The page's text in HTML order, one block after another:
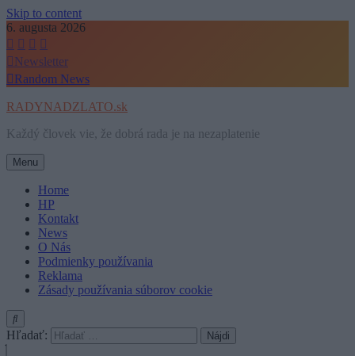
Skip to content
6. augusta 2026
Newsletter
Random News
RADYNADZLATO.sk
Každý človek vie, že dobrá rada je na nezaplatenie
Menu
Home
HP
Kontakt
News
O Nás
Podmienky používania
Reklama
Zásady používania súborov cookie
Hľadať: